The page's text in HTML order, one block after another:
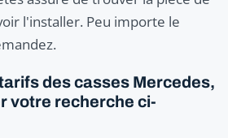
l'installer. Peu importe le
des casses Mercedes,
votre recherche ci-